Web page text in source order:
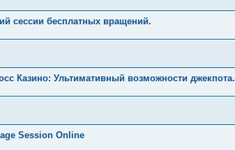
сессии бесплатных вращений.
Казино: Ультимативный возможности джекпота.
Session Online